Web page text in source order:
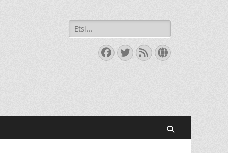
Search
for:
Facebook
Twitter
FeedWebsite